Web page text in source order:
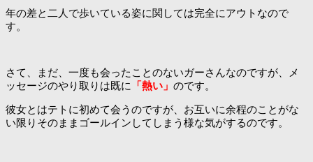
年の差と二人で歩いている姿に関しては完全にアウトなので
す。
さて、まだ、一度も会ったことのないガーさんなのですが、メ
ッセージのやり取りは既に
「熱い」 のです。
彼女とはテトに初めて会うのですが、お互いに余程のことがな
い限りそのままゴールインしてしまう様な気がするのです。